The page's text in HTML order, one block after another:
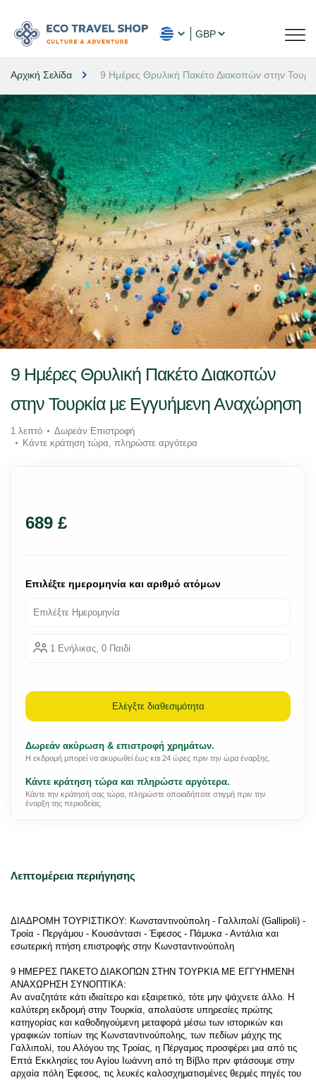
GBP
Αρχική Σελίδα 9 Ημέρες Θρυλική Πακέτο Διακοπών στην
Λεπτομέρεια περιήγησης
ΔΙΑΔΡΟΜΗ ΤΟΥΡΙΣΤΙΚΟΥ: Κωνσταντινούπολη - Γαλλιπολί (Gallipoli) -
Τροία - Περγάμου - Κουσάντασι - Έφεσος - Πάμυκα - Αντάλια και
εσωτερική πτήση επιστροφής στην Κωνσταντινούπολη
9 ΗΜΕΡΕΣ ΠΑΚΕΤΟ ΔΙΑΚΟΠΩΝ ΣΤΗΝ ΤΟΥΡΚΙΑ ΜΕ ΕΓΓΥΗΜΕΝΗ
ΑΝΑΧΩΡΗΣΗ ΣΥΝΟΠΤΙΚΑ:
Αν αναζητάτε κάτι ιδιαίτερο και εξαιρετικό, τότε μην ψάχνετε άλλο. Η
καλύτερη εκδρομή στην Τουρκία, απολαύστε υπηρεσίες πρώτης
κατηγορίας και καθοδηγούμενη μεταφορά μέσω των ιστορικών και
γραφικών τοπίων της Κωνσταντινούπολης, των πεδίων μάχης της
Γαλλιπολί, του Αλόγου της Τροίας, η Πέργαμος προσφέρει μια από τις
Επτά Εκκλησίες του Αγίου Ιωάννη από τη Βίβλο πριν φτάσουμε στην
αρχαία πόλη Έφεσος, τις λευκές καλοσχηματισμένες θερμές πηγές του
9 Ημέρες Θρυλική Πακέτο Διακοπών
στην Τουρκία με Εγγυήμενη Αναχώρηση
1 λεπτό
Δωρεάν Επιστροφή
Κάντε κράτηση τώρα, πληρώστε αργότερα
689 £
Επιλέξτε ημερομηνία και αριθμό ατόμων
Επιλέξτε Ημερομηνία
1 Ενήλικας, 0 Παιδί
Ελέγξτε διαθεσιμότητα
Δωρεάν ακύρωση & επιστροφή χρημάτων.
Η εκδρομή μπορεί να ακυρωθεί έως και 24 ώρες πριν την ώρα έναρξης.
Κάντε κράτηση τώρα και πληρώστε αργότερα.
Κάντε την κράτησή σας τώρα, πληρώστε οποιαδήποτε στιγμή πριν την
έναρξη της περιοδείας.